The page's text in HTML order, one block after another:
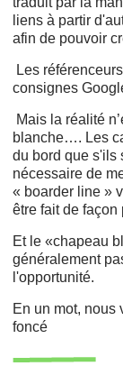
liens à partir
afin de pouvoir
Les
consignes
Mais la réalité
blanche…. Les
du bord que s'ils
nécessaire de
« boarder line »
être fait de
Et le «chapeau
généralement
l'opportunité.
En un mot, nous
foncé